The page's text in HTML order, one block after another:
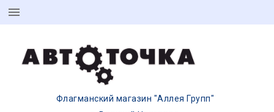
Флагманский магазин "Аллея Групп"